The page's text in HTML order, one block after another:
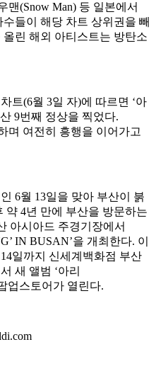
맨(Snow Man) 등 일본에서
들이 해당 차트 상위권을 빼
린 해외 아티스트는 방탄소
트(6월 3일 자)에 따르면 ‘아
9번째 정상을 찍었다.
며 여전히 흥행을 이어가고
6월 13일을 맞아 부산이 붉
약 4년 만에 부산을 방문하는
아시아드 주경기장에서
IN BUSAN’을 개최한다. 이
일까지 신세계백화점 부산
새 앨범 ‘아리
업스토어가 열린다.